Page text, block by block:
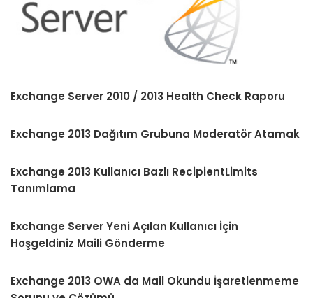
Exchange Server 2010 / 2013 Health Check Raporu
Exchange 2013 Dağıtım Grubuna Moderatör Atamak
Exchange 2013 Kullanıcı Bazlı RecipientLimits
Tanımlama
Exchange Server Yeni Açılan Kullanıcı İçin
Hoşgeldiniz Maili Gönderme
Exchange 2013 OWA da Mail Okundu İşaretlenmeme